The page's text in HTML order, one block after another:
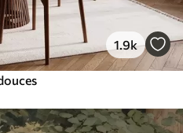
1.9k